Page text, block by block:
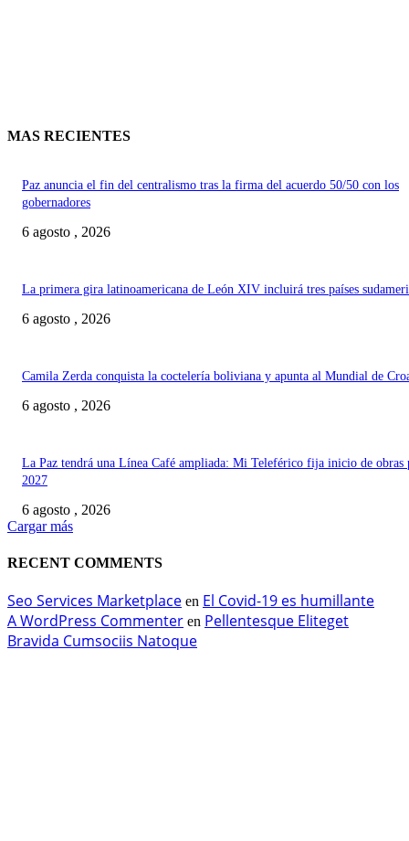
MAS RECIENTES
Paz anuncia el fin del centralismo tras la firma del acuerdo 50/50 con los
gobernadores
6 agosto , 2026
La primera gira latinoamericana de León XIV incluirá tres países
6 agosto , 2026
Camila Zerda conquista la coctelería boliviana y apunta al Mundial de
6 agosto , 2026
La Paz tendrá una Línea Café ampliada: Mi Teleférico fija inicio de obras
2027
6 agosto , 2026
Cargar más
RECENT COMMENTS
Seo Services Marketplace en El Covid-19 es humillante
A WordPress Commenter en Pellentesque Eliteget
Bravida Cumsociis Natoque